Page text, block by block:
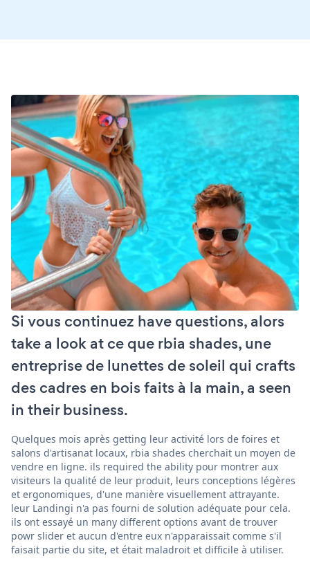
Si vous continuez have questions, alors
take a look at ce que rbia shades, une
entreprise de lunettes de soleil qui crafts
des cadres en bois faits à la main, a seen
in their business.
Quelques mois après getting leur activité lors de foires et
salons d'artisanat locaux, rbia shades cherchait un moyen de
vendre en ligne. ils required the ability pour montrer aux
visiteurs la qualité de leur produit, leurs conceptions légères
et ergonomiques, d'une manière visuellement attrayante.
leur Landingi n'a pas fourni de solution adéquate pour cela.
ils ont essayé un many different options avant de trouver
powr slider et aucun d'entre eux n'apparaissait comme s'il
faisait partie du site, et était maladroit et difficile à utiliser.